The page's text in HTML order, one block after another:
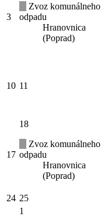
3
Zvoz komunálneho
odpadu
Hranovnica
(Poprad)
10 11
17
18
Zvoz komunálneho
odpadu
Hranovnica
(Poprad)
24 25
1